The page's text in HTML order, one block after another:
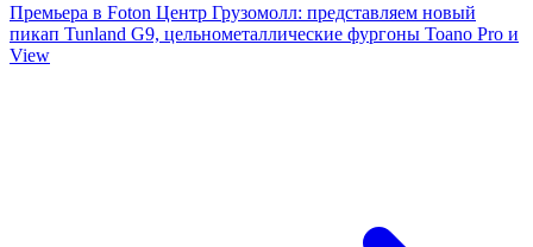
Премьера в Foton Центр Грузомолл: представляем новый
пикап Tunland G9, цельнометаллические фургоны Toano Pro и
View